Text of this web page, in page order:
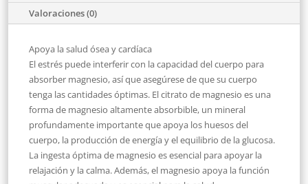
Valoraciones (0)
Apoya la salud ósea y cardíaca
El estrés puede interferir con la capacidad del cuerpo para
absorber magnesio, así que asegúrese de que su cuerpo
tenga las cantidades óptimas. El citrato de magnesio es una
forma de magnesio altamente absorbible, un mineral
profundamente importante que apoya los huesos del
cuerpo, la producción de energía y el equilibrio de la glucosa.
La ingesta óptima de magnesio es esencial para apoyar la
relajación y la calma. Además, el magnesio apoya la función